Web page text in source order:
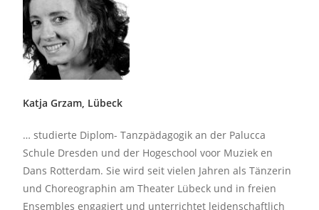
Katja Grzam, Lübeck
…studierte Diplom- Tanzpädagogik an der Palucca
Schule Dresden und der Hogeschool voor Muziek en
Dans Rotterdam. Sie wird seit vielen Jahren als Tänzerin
und Choreographin am Theater Lübeck und in freien
Ensembles engagiert und unterrichtet leidenschaftlich